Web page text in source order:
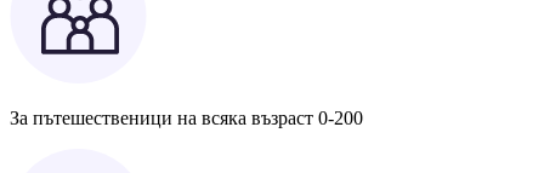
За пътешественици на всяка възраст 0-200